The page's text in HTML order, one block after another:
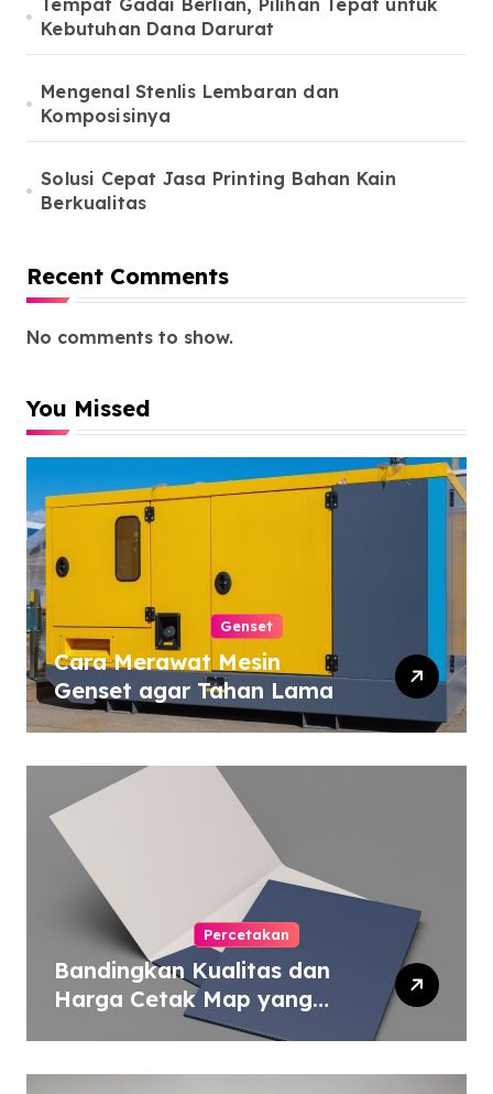
Tempat Gadai Berlian, Pilihan Tepat untuk
Kebutuhan Dana Darurat
Mengenal Stenlis Lembaran dan
Komposisinya
Solusi Cepat Jasa Printing Bahan Kain
Berkualitas
Recent Comments
No comments to show.
You Missed
Genset
Cara Merawat Mesin
Genset agar Tahan Lama
Percetakan
Bandingkan Kualitas dan
Harga Cetak Map yang
Murah atau Mahal